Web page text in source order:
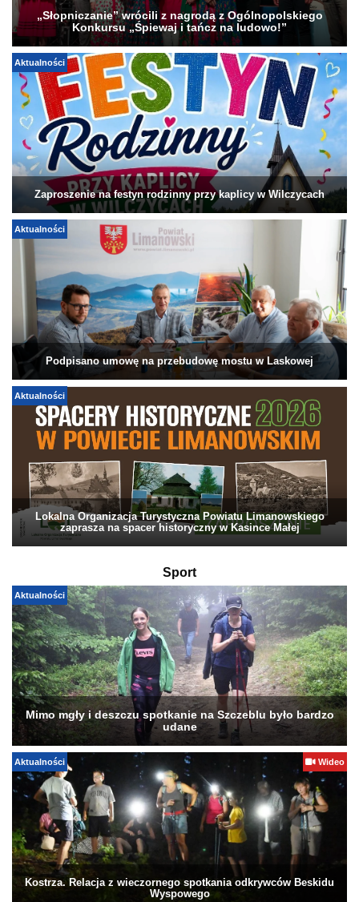
„Słopniczanie” wrócili z nagrodą z Ogólnopolskiego
Konkursu „Śpiewaj i tańcz na ludowo!”
Aktualności
Zaproszenie na festyn rodzinny przy kaplicy w Wilczycach
Aktualności
Podpisano umowę na przebudowę mostu w Laskowej
Aktualności
Lokalna Organizacja Turystyczna Powiatu Limanowskiego
zaprasza na spacer historyczny w Kasince Małej
Sport
Aktualności
Mimo mgły i deszczu spotkanie na Szczeblu było bardzo
udane
Aktualności Wideo
Kostrza. Relacja z wieczornego spotkania odkrywców Beskidu
Wyspowego